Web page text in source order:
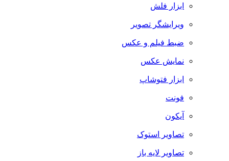
ابزار فلش
ویرایشگر تصویر
ضبط فيلم و عكس
نمایش عکس
ابزار فتوشاپ
فونت
آیکون
تصاویر استوک
تصاویر لایه باز